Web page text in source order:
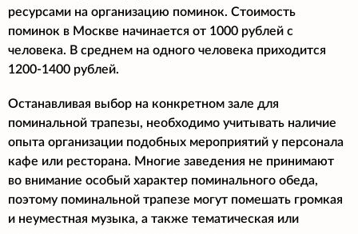
ресурсами на организацию поминок. Стоимость
поминок в Москве начинается от 1000 рублей с
человека. В среднем на одного человека приходится
1200-1400 рублей.
Останавливая выбор на конкретном зале для
поминальной трапезы, необходимо учитывать наличие
опыта организации подобных мероприятий у персонала
кафе или ресторана. Многие заведения не принимают
во внимание особый характер поминального обеда,
поэтому поминальной трапезе могут помешать громкая
и неуместная музыка, а также тематическая или